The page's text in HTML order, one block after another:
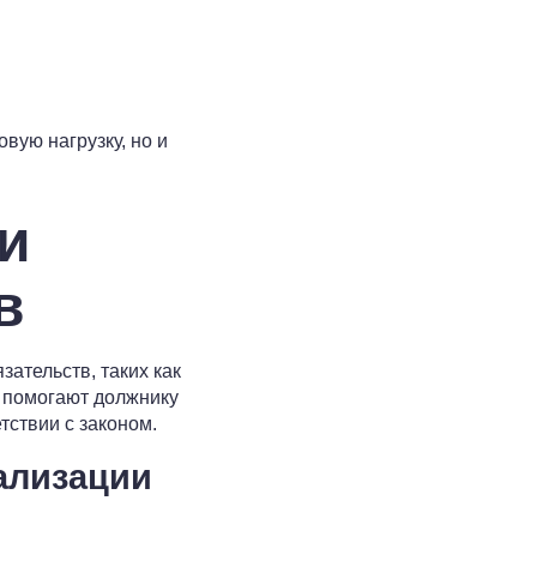
нагрузку, но и
таких как
помогают должнику
с законом.